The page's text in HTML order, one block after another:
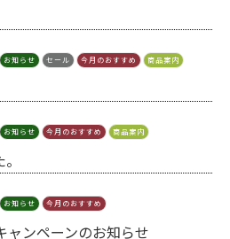
お知らせ セール 今月のおすすめ 商品案内
お知らせ 今月のおすすめ 商品案内
お知らせ 今月のおすすめ
ャンペーンのお知らせ